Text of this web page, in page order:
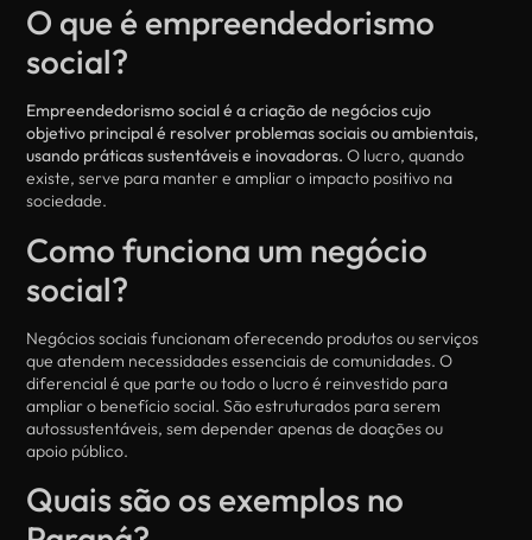
O que é empreendedorismo
social?
Empreendedorismo social é a criação de negócios cujo
objetivo principal é resolver problemas sociais ou ambientais,
usando práticas sustentáveis e inovadoras. O lucro, quando
existe, serve para manter e ampliar o impacto positivo na
sociedade.
Como funciona um negócio
social?
Negócios sociais funcionam oferecendo produtos ou serviços
que atendem necessidades essenciais de comunidades. O
diferencial é que parte ou todo o lucro é reinvestido para
ampliar o benefício social. São estruturados para serem
autossustentáveis, sem depender apenas de doações ou
apoio público.
Quais são os exemplos no